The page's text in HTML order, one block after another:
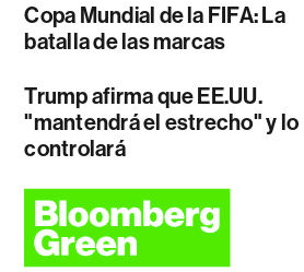
Copa Mundial de la FIFA: La
batalla de las marcas
Trump afirma que EE.UU.
"mantendrá el estrecho" y lo
controlará